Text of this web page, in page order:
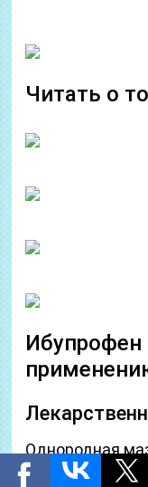
Читать о
Ибупрофен
Однородная
белого цвета